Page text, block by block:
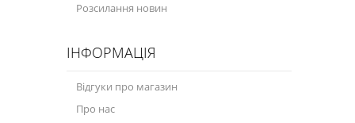
Розсилання новин
ІНФОРМАЦІЯ
Відгуки про магазин
Про нас